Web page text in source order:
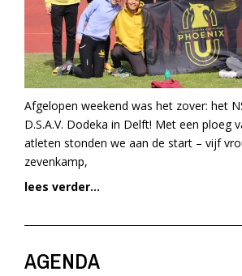
Afgelopen weekend was het zover: het
D.S.A.V. Dodeka in Delft! Met een ploeg
atleten stonden we aan de start – vijf
zevenkamp,
lees verder...
AGENDA